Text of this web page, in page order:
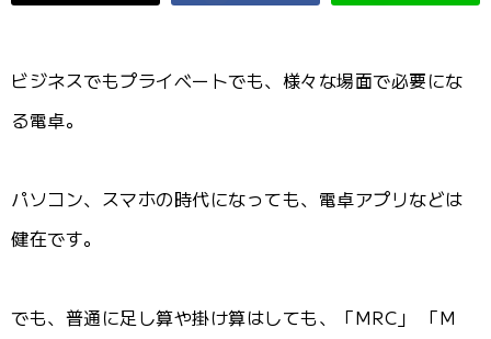
ビジネスでもプライベートでも、様々な場面で必要にな
る電卓。
パソコン、スマホの時代になっても、電卓アプリなどは
健在です。
でも、普通に足し算や掛け算はしても、「MRC」 「M